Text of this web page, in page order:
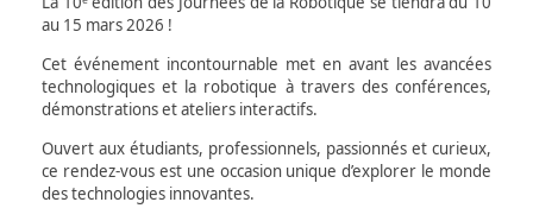
au 15 mars 2026 !
Cet événement incontournable met en avant les avancées
technologiques et la robotique à travers des conférences,
démonstrations et ateliers interactifs.
Ouvert aux étudiants, professionnels, passionnés et curieux,
ce rendez-vous est une occasion unique d’explorer le monde
des technologies innovantes.